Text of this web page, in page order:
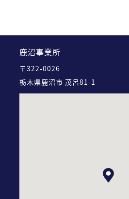
鹿沼事業所
〒322-0026
栃木県鹿沼市 茂呂81-1